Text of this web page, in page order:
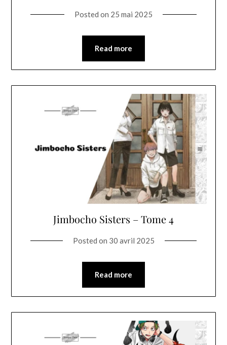
Posted on 25 mai 2025
Read more
Jimbocho Sisters – Tome 4
Posted on 30 avril 2025
Read more